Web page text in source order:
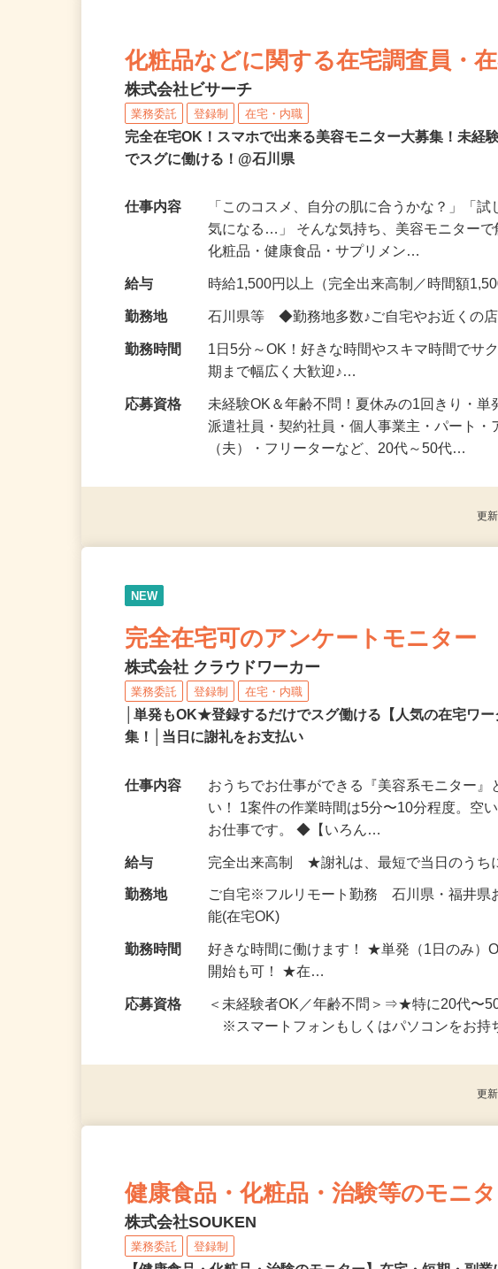
化粧品などに関する在宅調査員・
株式会社ビサーチ
業務委託 登録制 在宅・内職
完全在宅OK！スマホで出来る美容モニター大募集！未経
「このコスメ、自分の肌に合うかな？」「
化粧品・健康食品・サプリメン…
給与 時給1,500円以上（完全出来高制／時間額
勤務地 石川県等 ◆勤務地多数♪ご自宅やお近くの
期まで幅広く大歓迎♪…
未経験OK＆年齢不問！夏休みの1回きり・
（夫）・フリーターなど、20代～50代…
NEW
完全在宅可のアンケートモニター
株式会社 クラウドワーカー
業務委託 登録制 在宅・内職
集！│当日に謝礼をお支払い
おうちでお仕事ができる『美容系モニター
い！ 1案件の作業時間は5分〜10分程度。空
お仕事です。 ◆【いろん…
完全出来高制 ★謝礼は、最短で当日のうち
勤務地 ご自宅※フルリモート勤務 石川県・福井県
能(在宅OK)
勤務時間 好きな時間に働けます！ ★単発（1日のみ
開始も可！ ★在…
健康食品・化粧品・治験等のモニタ